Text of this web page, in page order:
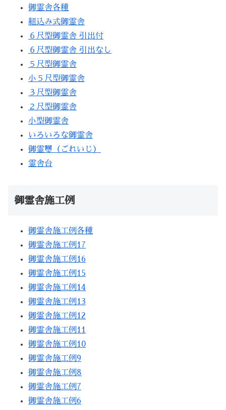
御霊舎各種
組込み式御霊舎
６尺型御霊舎 引出付
６尺型御霊舎 引出なし
５尺型御霊舎
小５尺型御霊舎
３尺型御霊舎
２尺型御霊舎
小型御霊舎
いろいろな御霊舎
御霊璽（ごれいじ）
霊舎台
御霊舎施工例
御霊舎施工例各種
御霊舎施工例17
御霊舎施工例16
御霊舎施工例15
御霊舎施工例14
御霊舎施工例13
御霊舎施工例12
御霊舎施工例11
御霊舎施工例10
御霊舎施工例9
御霊舎施工例8
御霊舎施工例7
御霊舎施工例6